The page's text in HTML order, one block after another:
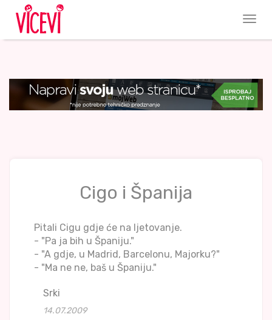
Cigo i Španija
Pitali Cigu gdje će na ljetovanje.
- "Pa ja bih u Španiju."
- "A gdje, u Madrid, Barcelonu, Majorku?"
- "Ma ne ne, baš u Španiju."
Srki
14.07.2009